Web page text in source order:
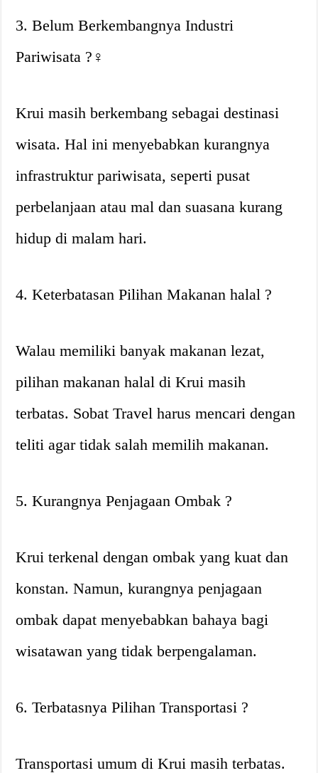
3. Belum Berkembangnya Industri
Pariwisata ?‍♀️
Krui masih berkembang sebagai destinasi
wisata. Hal ini menyebabkan kurangnya
infrastruktur pariwisata, seperti pusat
perbelanjaan atau mal dan suasana kurang
hidup di malam hari.
4. Keterbatasan Pilihan Makanan halal ?
Walau memiliki banyak makanan lezat,
pilihan makanan halal di Krui masih
terbatas. Sobat Travel harus mencari dengan
teliti agar tidak salah memilih makanan.
5. Kurangnya Penjagaan Ombak ?
Krui terkenal dengan ombak yang kuat dan
konstan. Namun, kurangnya penjagaan
ombak dapat menyebabkan bahaya bagi
wisatawan yang tidak berpengalaman.
6. Terbatasnya Pilihan Transportasi ?
Transportasi umum di Krui masih terbatas.